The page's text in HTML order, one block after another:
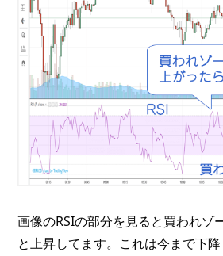
画像のRSIの部分を見ると買われゾ
と上昇してます。これは今まで下